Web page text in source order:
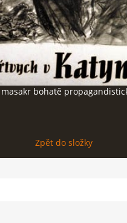
SOCIALISMU: FAKTA
bohatě
Zpět do složky